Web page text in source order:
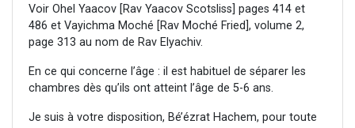
Voir Ohel Yaacov [Rav Yaacov Scotsliss] pages 414 et
486 et Vayichma Moché [Rav Moché Fried], volume 2,
page 313 au nom de Rav Elyachiv.
En ce qui concerne l’âge : il est habituel de séparer les
chambres dès qu’ils ont atteint l’âge de 5-6 ans.
Je suis à votre disposition, Bé’ézrat Hachem, pour toute